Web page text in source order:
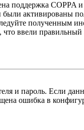
поддержка COPPA
активированы
полученным
ввели правильный
и пароль. Если
ошибка в